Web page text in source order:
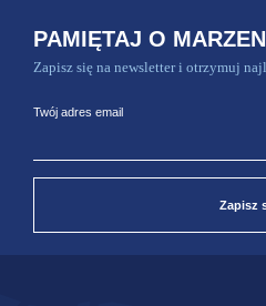
PAMIĘTAJ O
Zapisz się na newsletter i otrzymuj
Twój adres email
Zapisz